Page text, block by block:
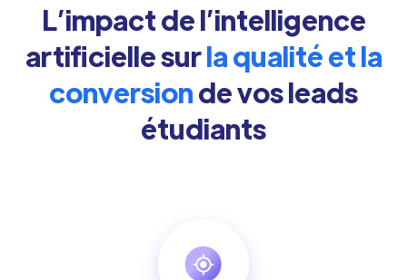
L’impact de l’intelligence
artificielle surla qualité et la
conversionde vos leads
étudiants